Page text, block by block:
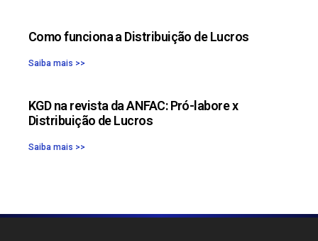
Como funciona a Distribuição de Lucros
Saiba mais >>
KGD na revista da ANFAC: Pró-labore x
Distribuição de Lucros
Saiba mais >>